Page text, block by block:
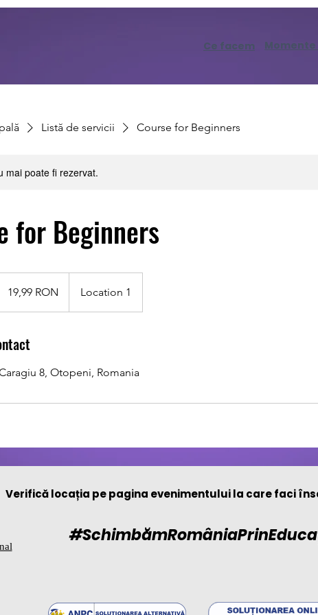
Ce facem Momente
Listă de servicii Course for Beginners
mai poate fi rezervat.
for Beginners
românești
19,99 RON Location 1
8, Otopeni, Romania
Verifică locația pe pagina evenimentului la care faci